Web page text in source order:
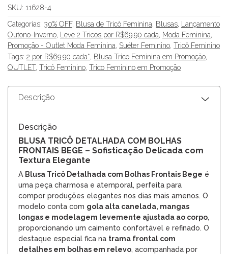
SKU: 11628-4
Categorias: 30% OFF, Blusa de Tricô Feminina, Blusas, Lançamento
Outono-Inverno, Leve 2 Tricos por R$69,90 cada, Moda Feminina,
Promoção - Outlet Moda Feminina, Suéter Feminino, Tricô Feminino
Tags: 2 por R$69.90 cada*, Blusa Trico Feminina em Promoção,
OUTLET, Tricô Feminino, Trico Feminino em Promoção
Descrição
Descrição
BLUSA TRICÔ DETALHADA COM BOLHAS
FRONTAIS BEGE – Sofisticação Delicada com
Textura Elegante
A Blusa Tricô Detalhada com Bolhas Frontais Bege é
uma peça charmosa e atemporal, perfeita para
compor produções elegantes nos dias mais amenos. O
modelo conta com gola alta canelada, mangas
longas e modelagem levemente ajustada ao corpo,
proporcionando um caimento confortável e refinado. O
destaque especial fica na trama frontal com
detalhes em bolhas em relevo, acompanhada por